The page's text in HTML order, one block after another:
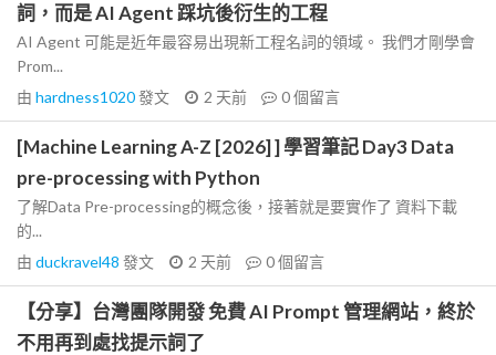
詞，而是 AI Agent 踩坑後衍生的工程
AI Agent 可能是近年最容易出現新工程名詞的領域。 我們才剛學會
Prom...
由 hardness1020發文 2 天前 0個留言
[Machine Learning A-Z [2026] ] 學習筆記 Day3 Data
pre-processing with Python
了解Data Pre-processing的概念後，接著就是要實作了 資料下載
的...
由 duckravel48 發文 2 天前 0個留言
【分享】台灣團隊開發 免費 AI Prompt 管理網站，終於
不用再到處找提示詞了